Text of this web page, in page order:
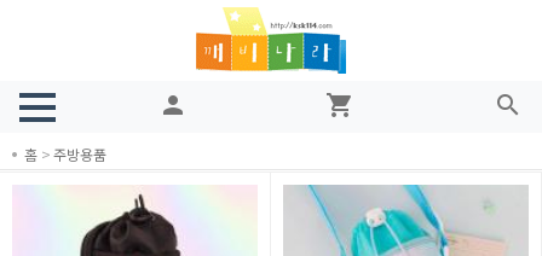
person shopping_cart search
홈 >주방용품